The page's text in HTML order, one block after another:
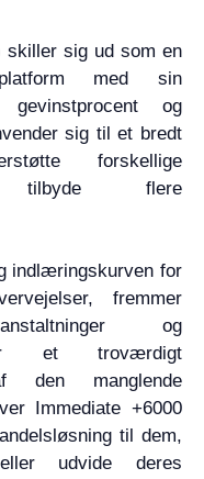
skiller sig ud som en
med sin
og
sig til et bredt
forskellige
tilbyde flere
indlæringskurven for
fremmer
og
et troværdigt
den manglende
Immediate +6000
til dem,
udvide deres